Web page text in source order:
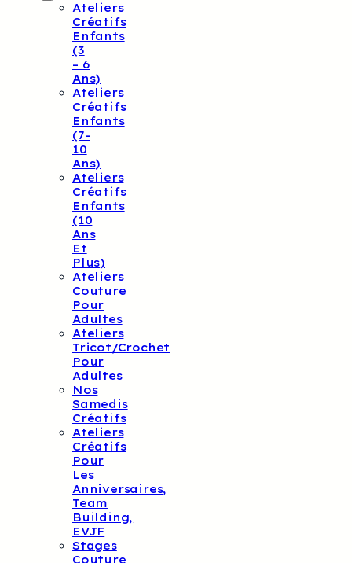
Ateliers
Créatifs
Enfants
(3
– 6
Ans)
Ateliers
Créatifs
Enfants
(7-
10
Ans)
Ateliers
Créatifs
Enfants
(10
Ans
Et
Plus)
Ateliers
Couture
Pour
Adultes
Ateliers
Tricot/crochet
Pour
Adultes
Nos
Samedis
Créatifs
Ateliers
Créatifs
Pour
Les
Anniversaires,
Team
Building,
EVJF
Stages
Couture